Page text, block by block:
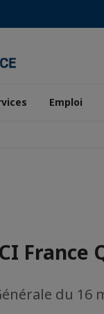
Emploi
France
du 16